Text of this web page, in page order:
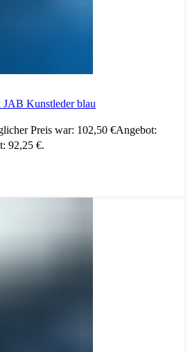
JAB Kunstleder blau
Preis war: 102,50 €Angebot:
92,25 €.